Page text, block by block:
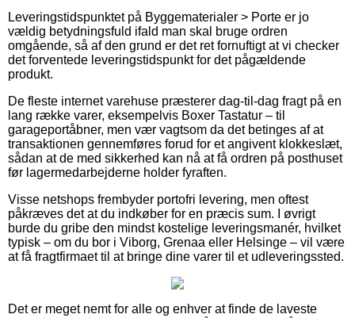
Leveringstidspunktet på Byggematerialer > Porte er jo
vældig betydningsfuld ifald man skal bruge ordren
omgående, så af den grund er det ret fornuftigt at vi checker
det forventede leveringstidspunkt for det pågældende
produkt.
De fleste internet varehuse præsterer dag-til-dag fragt på en
lang række varer, eksempelvis Boxer Tastatur – til
garageportåbner, men vær vagtsom da det betinges af at
transaktionen gennemføres forud for et angivent klokkeslæt,
sådan at de med sikkerhed kan nå at få ordren på posthuset
før lagermedarbejderne holder fyraften.
Visse netshops frembyder portofri levering, men oftest
påkræves det at du indkøber for en præcis sum. I øvrigt
burde du gribe den mindst kostelige leveringsmanér, hvilket
typisk – om du bor i Viborg, Grenaa eller Helsinge – vil være
at få fragtfirmaet til at bringe dine varer til et udleveringssted.
Det er meget nemt for alle og enhver at finde de laveste